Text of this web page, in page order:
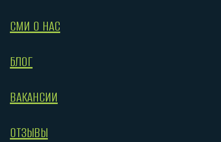
СМИ О НАС
БЛОГ
ВАКАНСИИ
ОТЗЫВЫ